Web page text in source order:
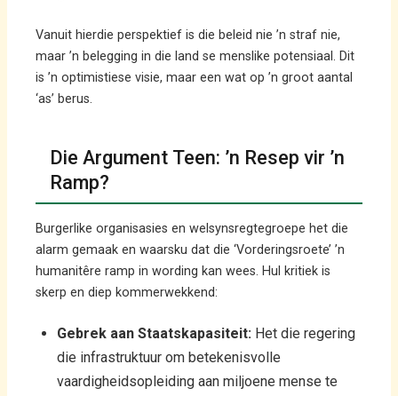
Vanuit hierdie perspektief is die beleid nie ’n straf nie,
maar ’n belegging in die land se menslike potensiaal. Dit
is ’n optimistiese visie, maar een wat op ’n groot aantal
‘as’ berus.
Die Argument Teen: ’n Resep vir ’n
Ramp?
Burgerlike organisasies en welsynsregtegroepe het die
alarm gemaak en waarsku dat die ‘Vorderingsroete’ ’n
humanitêre ramp in wording kan wees. Hul kritiek is
skerp en diep kommerwekkend:
Gebrek aan Staatskapasiteit: Het die regering
die infrastruktuur om betekenisvolle
vaardigheidsopleiding aan miljoene mense te